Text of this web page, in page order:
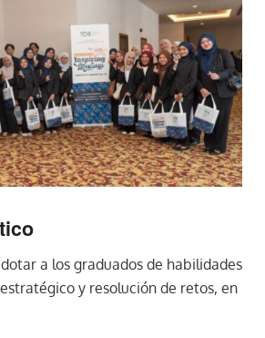
a los graduados de habilidades
y resolución de retos, en